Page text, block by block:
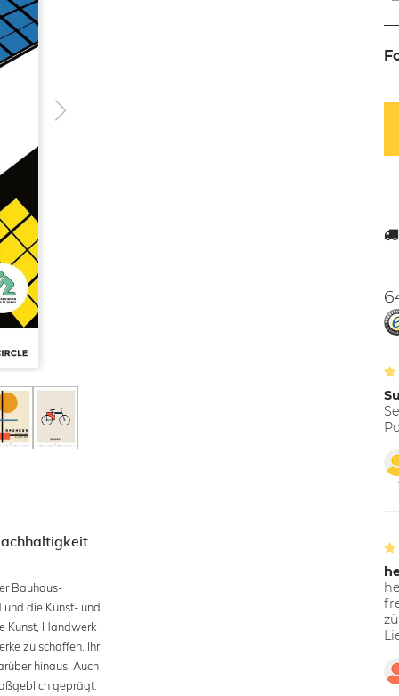
Bauhaus-
die Kunst- und
Kunst, Handwerk
zu schaffen. Ihr
hinaus. Auch
geprägt.